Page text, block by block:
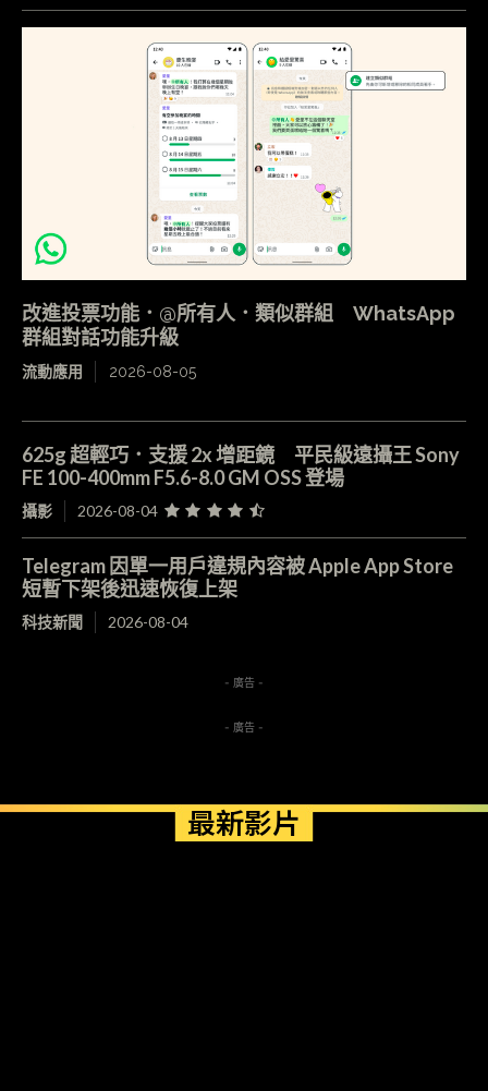
改進投票功能．@所有人．類似群組 WhatsApp
群組對話功能升級
流動應用 2026-08-05
625g 超輕巧．支援 2x 增距鏡 平民級遠攝王 Sony
FE 100-400mm F5.6-8.0 GM OSS 登場
攝影 2026-08-04
Telegram 因單一用戶違規內容被 Apple App Store
短暫下架後迅速恢復上架
科技新聞 2026-08-04
- 廣告 -
- 廣告 -
最新影片